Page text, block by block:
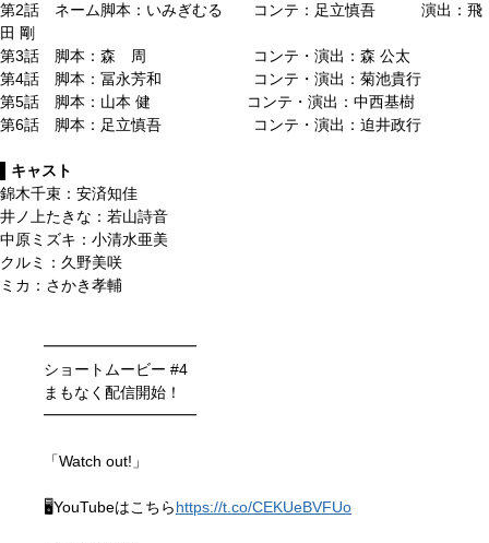
第2話 ネーム脚本：いみぎむる コンテ：足立慎吾 演出：飛
田 剛
第3話 脚本：森 周 コンテ・演出：森 公太
第4話 脚本：冨永芳和 コンテ・演出：菊池貴行
第5話 脚本：山本 健 コンテ・演出：中西基樹
第6話 脚本：足立慎吾 コンテ・演出：迫井政行
▌キャスト
錦木千束：安済知佳
井ノ上たきな：若山詩音
中原ミズキ：小清水亜美
クルミ：久野美咲
ミカ：さかき孝輔
━━━━━━━━━━
ショートムービー #4
まもなく配信開始！
━━━━━━━━━━
「Watch out!」
🖥YouTubeはこちらhttps://t.co/CEKUeBVFUo